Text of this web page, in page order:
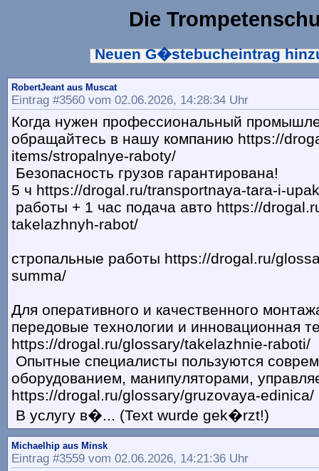
Die
Neuen G�stebucheintrag
RobertJeant aus Muscat
Eintrag #3560 vom 02.06.2026, 14:28:34 Uhr
Когда нужен профессиональный
обращайтесь в нашу компанию https://
items/stropalnye-raboty/
Безопасность грузов гарантирована!
5 ч https://drogal.ru/transportnaya-tara-i-
работы + 1 час подача авто https://
takelazhnyh-rabot/
стропальные работы https://drogal.ru/
summa/
Для оперативного и качественного
передовые технологии и инновационная
https://drogal.ru/glossary/takelazhnie-raboti/
Опытные специалисты пользуются
оборудованием, манипуляторами,
https://drogal.ru/glossary/gruzovaya-edinica/
В услугу в�... (Text wurde gek�rzt!)
Michaelhip aus Minsk
Eintrag #3559 vom 02.06.2026, 14:21:36 Uhr